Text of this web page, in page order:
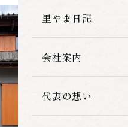
里やま日記
会社案内
代表の想い